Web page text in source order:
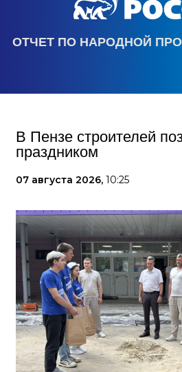
ОТЧЕТ ПО НАРОДНОЙ
В Пензе строителей
праздником
07 августа 2026, 10:25